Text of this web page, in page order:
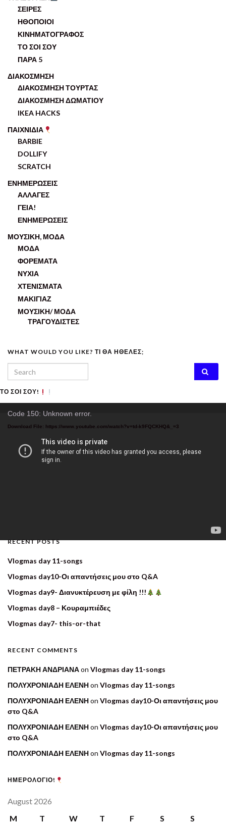
ΣΕΙΡΕΣ
ΗΘΟΠΟΙΟΙ
ΚΙΝΗΜΑΤΟΓΡΑΦΟΣ
ΤΟ ΣΟΙ ΣΟΥ
ΠΑΡΑ 5
ΔΙΑΚΟΣΜΗΣΗ
ΔΙΑΚΟΣΜΗΣΗ ΤΟΥΡΤΑΣ
ΔΙΑΚΟΣΜΗΣΗ ΔΩΜΑΤΙΟΥ
IKEA HACKS
ΠΑΙΧΝΙΔΙΑ
BARBIE
DOLLIFY
SCRATCH
ΕΝΗΜΕΡΩΣΕΙΣ
ΑΛΛΑΓΕΣ
ΓΕΙΑ!
ΕΝΗΜΕΡΩΣΕΙΣ
ΜΟΥΣΙΚΗ, ΜΟΔΑ
ΜΟΔΑ
ΦΟΡΕΜΑΤΑ
ΝΥΧΙΑ
ΧΤΕΝΙΣΜΑΤΑ
ΜΑΚΙΓΙΑΖ
ΜΟΥΣΙΚΗ/ ΜΟΔΑ
ΤΡΑΓΟΥΔΙΣΤΕΣ
WHAT WOULD YOU LIKE? ΤΙ ΘΑ ΗΘΕΛΕΣ;
Search for:
ΤΟ ΣΟΙ ΣΟΥ!
Code 150: Unknown error.
Download File: https://www.youtube.com/watch?v=td-k9FQCKHQ&_=3
RECENT POSTS
Vlogmas day 11-songs
Vlogmas day10-Οι απαντήσεις μου στο Q&A
Vlogmas day9- Διανυκτέρευση με φίλη !!!
Vlogmas day8 – Κουραμπιέδες
Vlogmas day7- this-or-that
RECENT COMMENTS
ΠΕΤΡΑΚΗ ΑΝΔΡΙΑΝΑon Vlogmas day 11-songs
ΠΟΛΥΧΡΟΝΙΑΔΗ ΕΛΕΝΗon Vlogmas day 11-songs
ΠΟΛΥΧΡΟΝΙΑΔΗ ΕΛΕΝΗon Vlogmas day10-Οι απαντήσεις μου
στο Q&A
ΠΟΛΥΧΡΟΝΙΑΔΗ ΕΛΕΝΗon Vlogmas day10-Οι απαντήσεις μου
στο Q&A
ΠΟΛΥΧΡΟΝΙΑΔΗ ΕΛΕΝΗon Vlogmas day 11-songs
ΗΜΕΡΟΛΟΓΙΟ!
August 2026
M
T W T F S S